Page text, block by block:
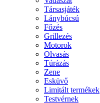
Társasjáték
Lánybúcsú
Főzés
Grillezés
Motorok
Olvasás
Túrázás
Zene
Esküvő
Limitált termékek
Testvérnek